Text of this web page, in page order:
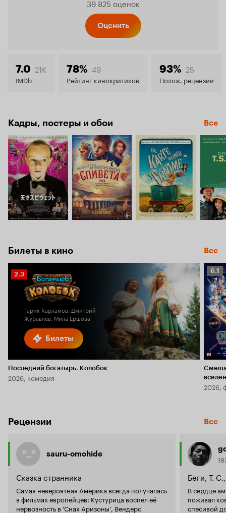
7.4
39 825 оценок
Оценить
7.0 21K
IMDb
78% 49
Рейтинг кинокритиков
93% 25
Полож. рецензии
Кадры, постеры и обои Все
Билеты в кино Все
Билеты
Рейтинг
Кинопоиска
2.3
Гарик Харламов, Дмитрий
Журавлев, Мила Ершова
Последний богатырь. Колобок
2026, комедия
6.1
6.1
2026,
Рецензии Все
sauru-omohide
Сказка странника
Самая невероятная Америка всегда получалась
в фильмах европейцев: Кустурица воспел её
нервозность в 'Снах Аризоны', Вендерс
Беги, Т.
В сердце
поживал
спесивой